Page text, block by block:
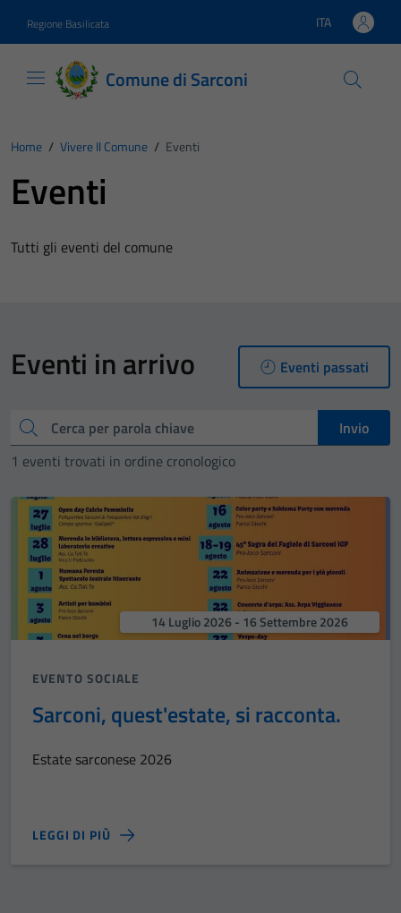
Regione Basilicata Lingua attiva:
ITA
Comune di Sarconi
Home / Vivere Il Comune / Eventi
Eventi
Tutti gli eventi del comune
Eventi in arrivo Eventi passati
Cerca
Invio
1 eventi trovati in ordine cronologico
14 Luglio 2026 - 16 Settembre 2026
EVENTO SOCIALE
Sarconi, quest'estate, si racconta.
Estate sarconese 2026
LEGGI DI PIÙ